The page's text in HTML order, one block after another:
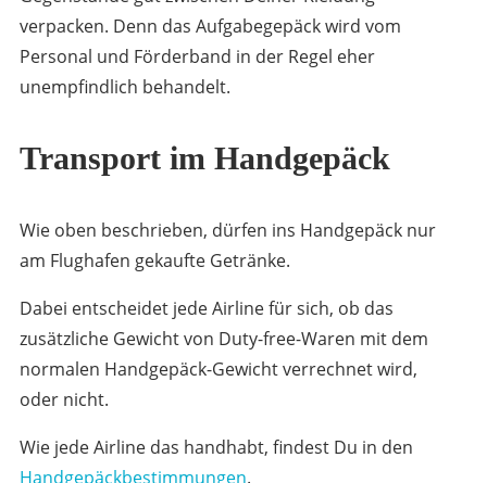
verpacken. Denn das Aufgabegepäck wird vom
Personal und Förderband in der Regel eher
unempfindlich behandelt.
Transport im Handgepäck
Wie oben beschrieben, dürfen ins Handgepäck nur
am Flughafen gekaufte Getränke.
Dabei entscheidet jede Airline für sich, ob das
zusätzliche Gewicht von Duty-free-Waren mit dem
normalen Handgepäck-Gewicht verrechnet wird,
oder nicht.
Wie jede Airline das handhabt, findest Du in den
Handgepäckbestimmungen.